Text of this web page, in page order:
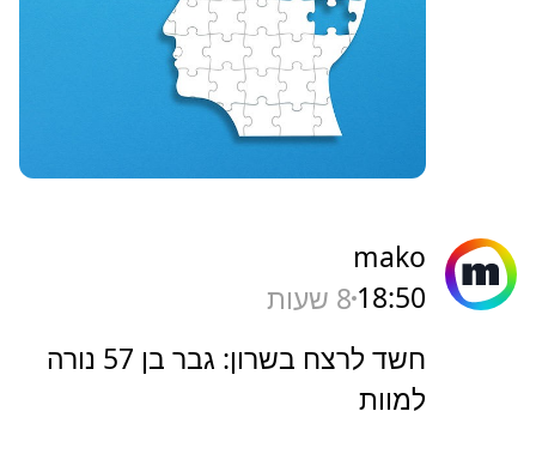
mako
18:50 8 שעות
חשד לרצח בשרון: גבר בן 57 נורה
למוות